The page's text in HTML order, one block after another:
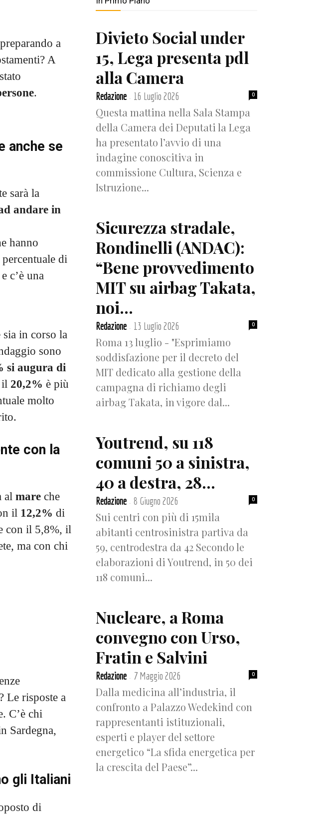
a
A
.
anche se
sarà la
andare in
hanno
di
e c’è una
sia in corso la
sono
si augura di
il 20,2% è più
molto
con la
al mare che
il 12,2% di
con il 5,8%, il
ma con chi
? Le risposte a
C’è chi
Sardegna,
gli Italiani
di
Divieto Social under
15, Lega presenta pdl
alla Camera
Redazione - 16 Luglio 2026 0
Questa mattina nella Sala Stampa
della Camera dei Deputati la Lega
ha presentato l’avvio di una
indagine conoscitiva in
commissione Cultura, Scienza e
Istruzione...
Sicurezza stradale,
Rondinelli (ANDAC):
“Bene provvedimento
MIT su airbag Takata,
noi...
Redazione - 13 Luglio 2026 0
Roma 13 luglio - "Esprimiamo
soddisfazione per il decreto del
MIT dedicato alla gestione della
campagna di richiamo degli
airbag Takata, in vigore dal...
Youtrend, su 118
comuni 50 a sinistra,
40 a destra, 28...
Redazione - 8 Giugno 2026 0
Sui centri con più di 15mila
abitanti centrosinistra partiva da
59, centrodestra da 42 Secondo le
elaborazioni di Youtrend, in 50 dei
118 comuni...
Nucleare, a Roma
convegno con Urso,
Fratin e Salvini
Redazione - 7 Maggio 2026 0
Dalla medicina all’industria, il
confronto a Palazzo Wedekind con
rappresentanti istituzionali,
esperti e player del settore
energetico “La sfida energetica per
la crescita del Paese”...